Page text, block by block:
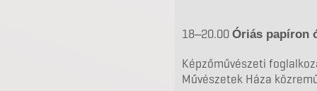
18‒20.00 Óriás papíron
Képzőművészeti
Művészetek Háza